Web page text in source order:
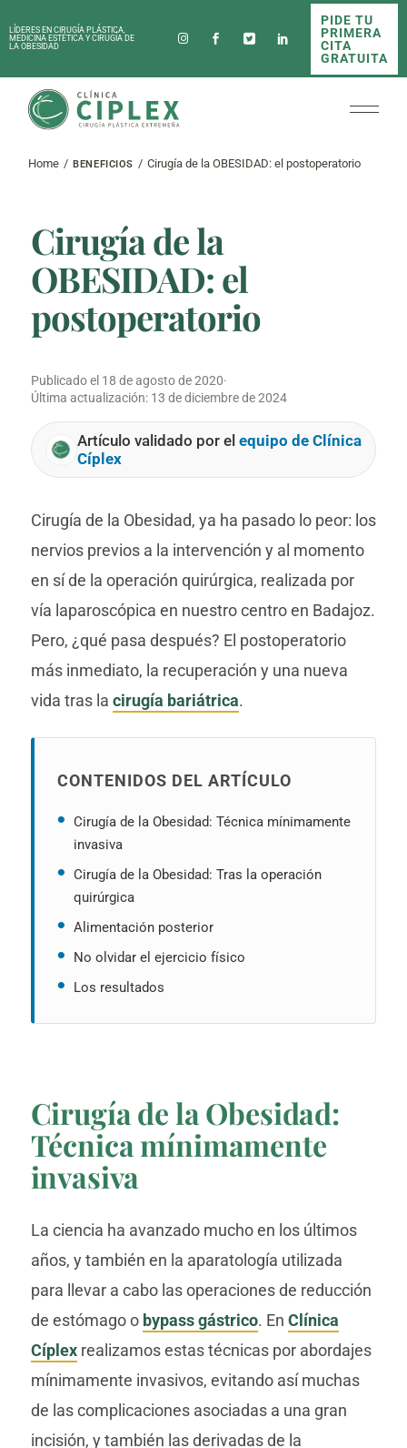
to
theLÍDERES EN CIRUGÍA PLÁSTICA,
MEDICINA ESTÉTICA Y CIRUGÍA DE
LA OBESIDAD
PIDE TU
PRIMERA
CITA
GRATUITA
Home BENEFICIOS Cirugía de la OBESIDAD: el postoperatorio
Cirugía de la
OBESIDAD: el
postoperatorio
Publicado el 18 de agosto de 2020·
Última actualización: 13 de diciembre de 2024
Artículo validado por el equipo de Clínica
Cíplex
Cirugía de la Obesidad, ya ha pasado lo peor: los
nervios previos a la intervención y al momento
en sí de la operación quirúrgica, realizada por
vía laparoscópica en nuestro centro en Badajoz.
Pero, ¿qué pasa después? El postoperatorio
más inmediato, la recuperación y una nueva
vida tras la cirugía bariátrica.
CONTENIDOS DEL ARTÍCULO
Cirugía de la Obesidad: Técnica mínimamente
invasiva
Cirugía de la Obesidad: Tras la operación
quirúrgica
Alimentación posterior
No olvidar el ejercicio físico
Los resultados
Cirugía de la Obesidad:
Técnica mínimamente
invasiva
La ciencia ha avanzado mucho en los últimos
años, y también en la aparatología utilizada
para llevar a cabo las operaciones de reducción
de estómago o bypass gástrico. En Clínica
Cíplexrealizamos estas técnicas por abordajes
mínimamente invasivos, evitando así muchas
de las complicaciones asociadas a una gran
incisión, y también las derivadas de la